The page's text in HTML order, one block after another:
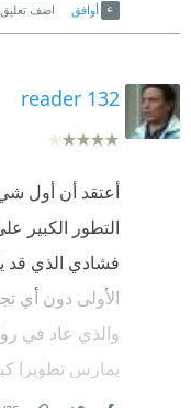
أوافق اضف تعليق
reader 132
أعتقد أن أول
التطور الكبير
فشادي الذي قد
الأولى دون أي
والذي عاد في
يمارس تطويرا